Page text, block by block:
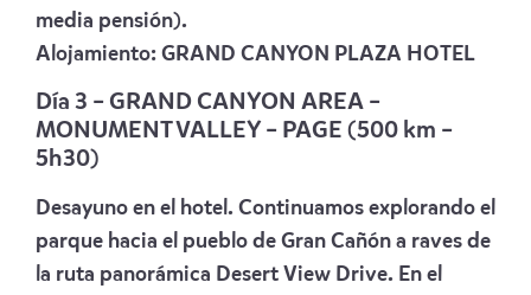
media pensión).
Alojamiento: GRAND CANYON PLAZA HOTEL
Día 3 – GRA ND CANYON AREA –
MONUMENT VALLEY – PAGE (500 km –
5h30)
Desayuno en el hotel. Continuamos explorando el
parque hacia el pueblo de Gran Cañón a raves de
la ruta panorámica Desert View Drive. En el